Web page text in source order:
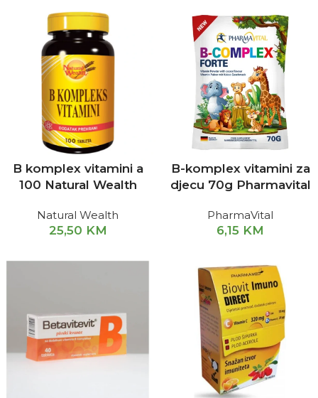
B komplex vitamini a
100 Natural Wealth
Natural Wealth
25,50 KM
B-komplex vitamini za
djecu 70g Pharmavital
PharmaVital
6,15 KM